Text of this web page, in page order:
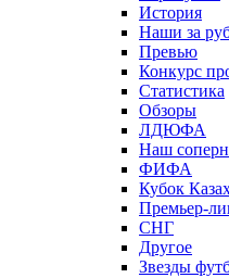
История
Наши за
Превью
Конкурс
Статистика
Обзоры
ЛДЮФА
Наш
ФИФА
Кубок
Премьер-
СНГ
Другое
Звезды